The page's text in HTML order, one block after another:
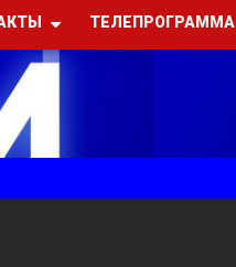
ТЕЛЕПРОГРАММА